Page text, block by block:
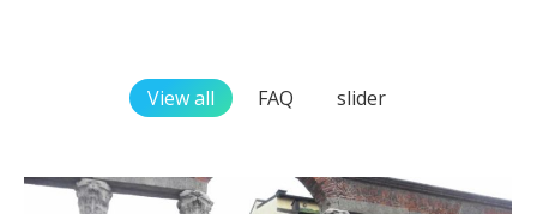
View all FAQ slider